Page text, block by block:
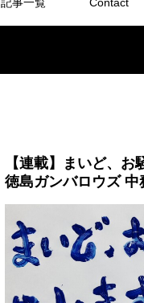
【連載】まいど、お
徳島ガンバロウズ 中